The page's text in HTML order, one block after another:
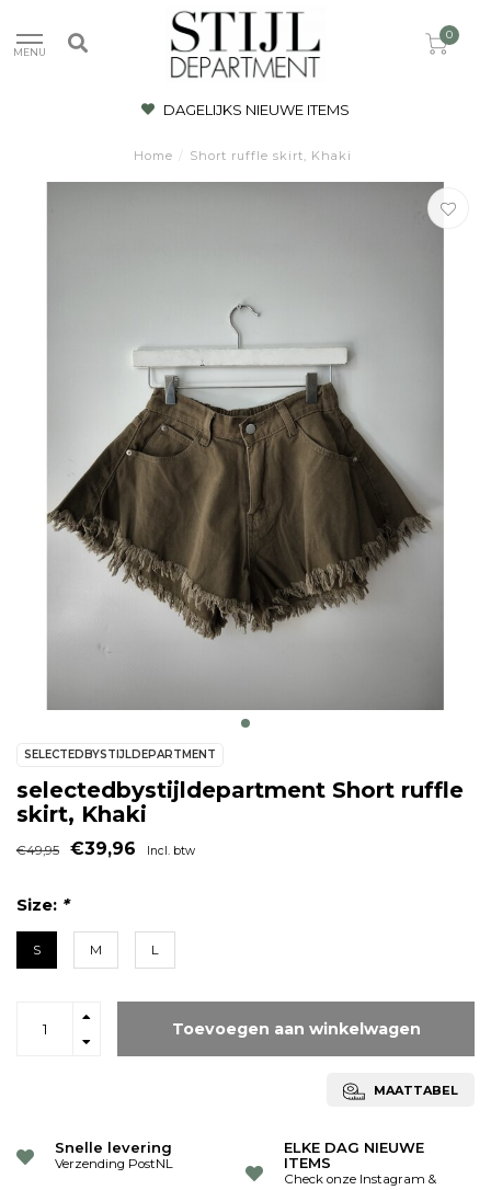
MENU
0
DAGELIJKS NIEUWE ITEMS
Home / Short ruffle skirt, Khaki
SELECTEDBYSTIJLDEPARTMENT
selectedbystijldepartment Short ruffle
skirt, Khaki
€49,95 €39,96 Incl. btw
Size: *
S M L
Toevoegen aan winkelwagen
MAATTABEL
Snelle levering
Verzending PostNL
ELKE DAG NIEUWE
ITEMS
Check onze Instagram &